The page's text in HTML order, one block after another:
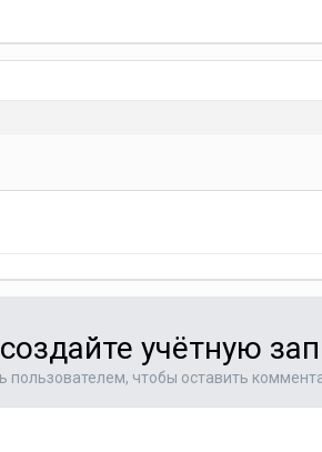
учётную
чтобы оставить